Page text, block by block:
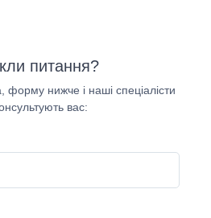
питання?
форму нижче і наші спеціалісти
вас: